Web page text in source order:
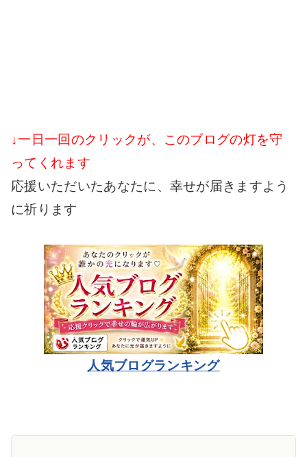
↓一日一回のクリックが、このブログの灯を守
ってくれます
応援いただいたあなたに、幸せが届きますよう
に祈ります
人気ブログランキング